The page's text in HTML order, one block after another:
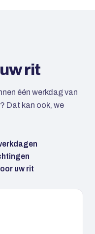
rit
één werkdag van
Dat kan ook, we
uw rit